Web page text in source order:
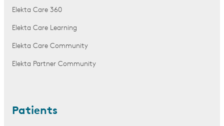
Elekta Care 360
Elekta Care Learning
Elekta Care Community
Elekta Partner Community
Patients